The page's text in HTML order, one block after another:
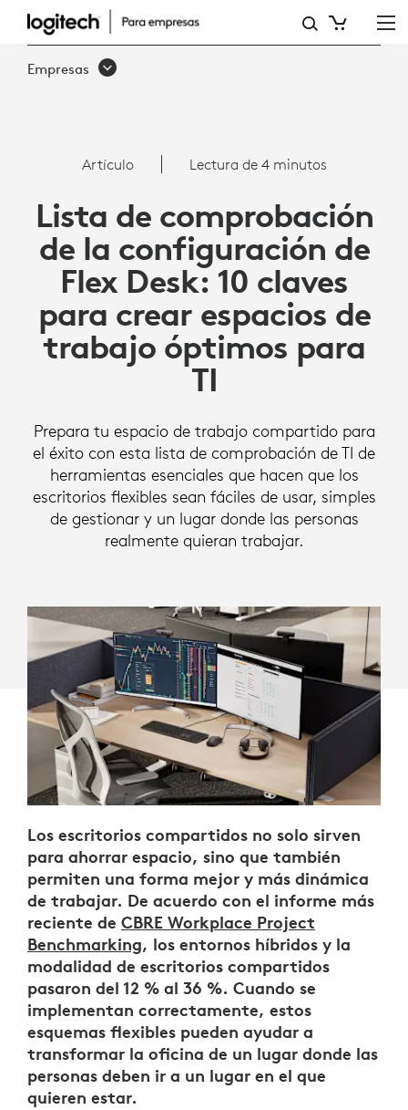
LISTA
DE
CONFIGURACIÓN
DE
FLEX
DESK:
CLAVES
CREAR
ESPACIOS
DE
TRABAJO
ÓPTIMOS
Empresas
Artículo Lectura de 4 minutos
Lista de comprobación
de la configuración de
Flex Desk: 10 claves
para crear espacios de
trabajo óptimos para
TI
Prepara tu espacio de trabajo compartido para
el éxito con esta lista de comprobación de TI de
herramientas esenciales que hacen que los
escritorios flexibles sean fáciles de usar, simples
de gestionar y un lugar donde las personas
realmente quieran trabajar.
Los escritorios compartidos no solo sirven
para ahorrar espacio, sino que también
permiten una forma mejor y más dinámica
de trabajar. De acuerdo con el informe más
reciente de CBRE Workplace Project
Benchmarking, los entornos híbridos y la
modalidad de escritorios compartidos
pasaron del 12 % al 36 %. Cuando se
implementan correctamente, estos
esquemas flexibles pueden ayudar a
transformar la oficina de un lugar donde las
personas deben ir a un lugar en el que
quieren estar.